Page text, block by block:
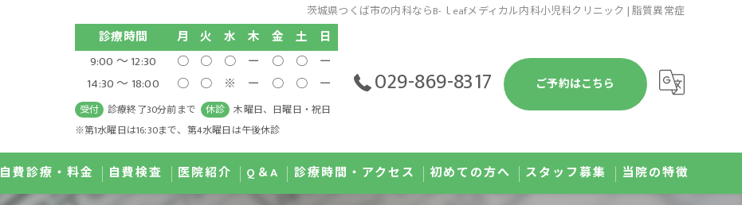
茨城県つくば市の内科ならB-ｌeafメディカル内科小児科クリニック | 脂質異常症
診療時間 月 火 水 木 金 土
日
9:00 ～ 12:30
○ ○ ○ ー ○ ○
ー
14:30 ～ 18:00
○ ○ ※ ー ○ ○ ー
受付 診療終了30分前まで 休診 木曜日、日曜日・祝日
※第1水曜日は16:30まで、第4水曜日は午後休診
029-869-8317 ご予約はこちら
自費診療・料金 自費検査 医院紹介 Q＆A 診療時間・アクセス 初めての方へ スタッフ募集 当院の特徴